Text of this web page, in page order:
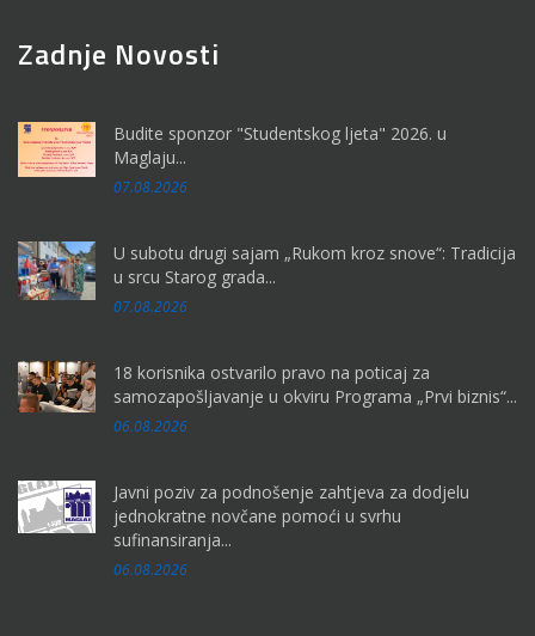
Zadnje Novosti
Budite sponzor "Studentskog ljeta" 2026. u
Maglaju...
07.08.2026
U subotu drugi sajam „Rukom kroz snove“: Tradicija
u srcu Starog grada...
07.08.2026
18 korisnika ostvarilo pravo na poticaj za
samozapošljavanje u okviru Programa „Prvi biznis“...
06.08.2026
Javni poziv za podnošenje zahtjeva za dodjelu
jednokratne novčane pomoći u svrhu
sufinansiranja...
06.08.2026